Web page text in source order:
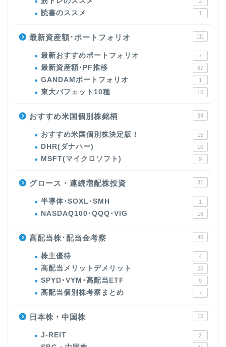
読書のススメ 1
最新資産額･ポートフォリオ 111
最新おすすめポートフォリオ 7
最新資産額･PF推移 87
GANDAMポートフォリオ 1
東大バフェット10種 16
おすすめ米国個別株銘柄 34
おすすめ米国個別株決定版！ 15
DHR(ダナハー) 10
MSFT(マイクロソフト) 9
グロース・連続増配株投資 31
半導体･SOXL･SMH 1
NASDAQ100･QQQ･VIG 16
高配当株･配当金考察 46
株主優待 4
高配当メリットデメリット 25
SPYD･VYM･高配当ETF 9
高配当個別株考察まとめ 7
日本株・中国株 15
J-REIT 2